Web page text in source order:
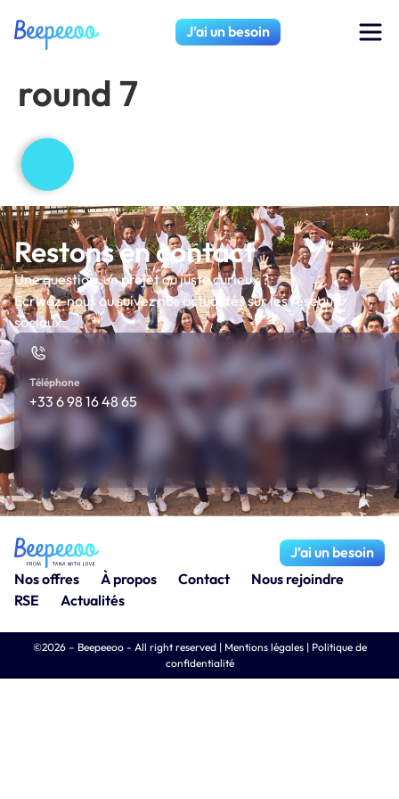
J’ai un besoin
round 7
Restons en contact
Une question, un projet ou juste curieux ?
Écrivez-nous ou suivez nos actualités sur les réseaux
sociaux.
Téléphone
+33 6 98 16 48 65
Nos offres À propos Contact
Nous rejoindre
RSE
Actualités
J’ai un besoin
©2026 – Beepeeoo - All right reserved | Mentions légales| Politique de
confidentialité